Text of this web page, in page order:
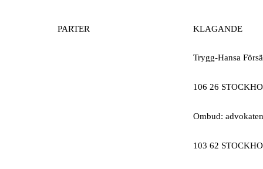
PARTER KLAGANDE
Trygg-Hansa
106 26
Ombud:
103 62